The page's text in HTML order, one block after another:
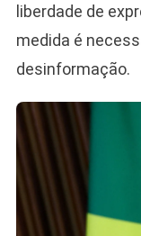
liberdade de
medida é
desinformação.